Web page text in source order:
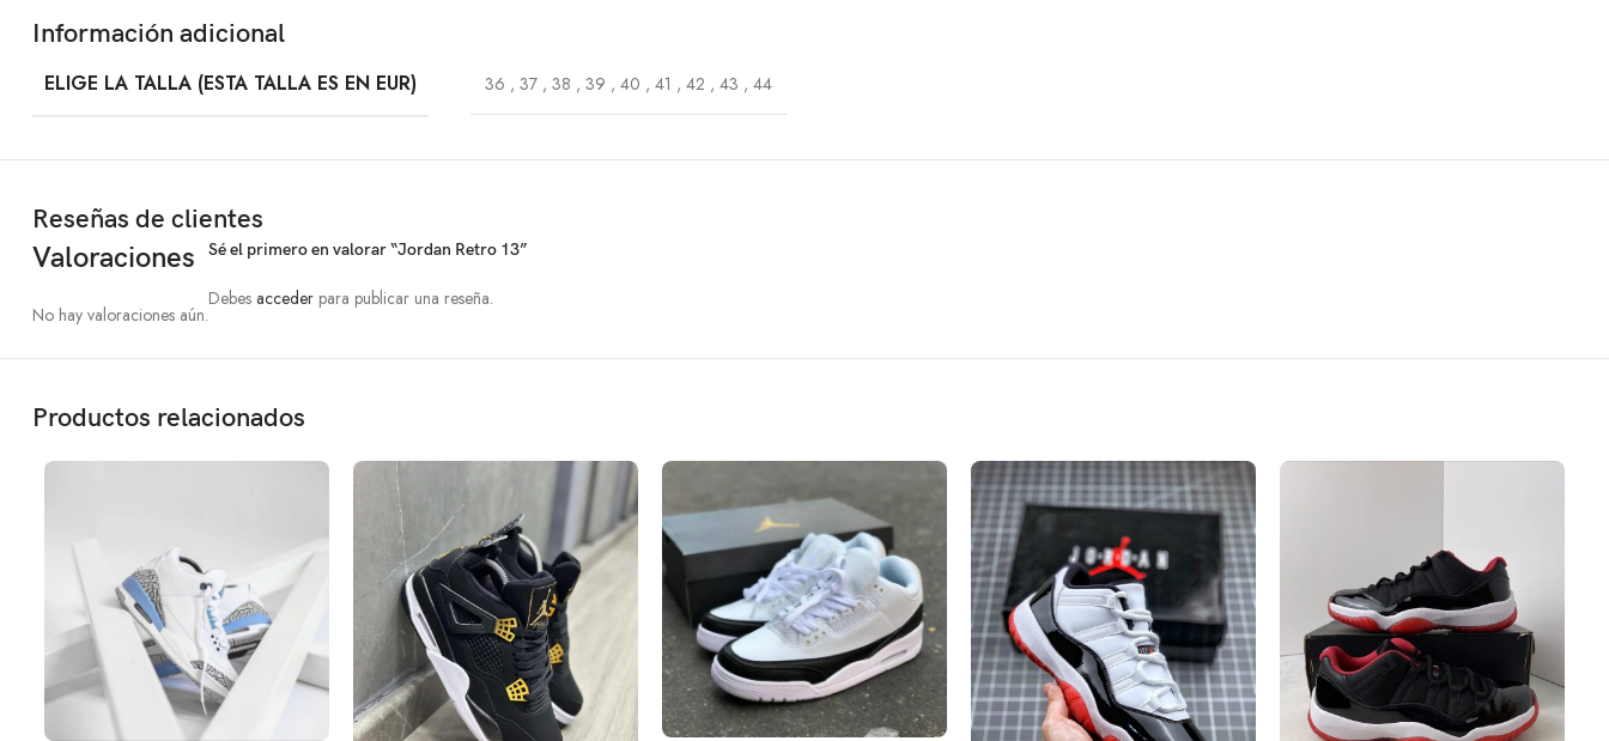
Información adicional
ELIGE LA TALLA (ESTA TALLA ES EN EUR) 36 , 37 , 38 , 39 , 40 , 41 , 42 , 43 , 44
Reseñas de clientes
Valoraciones
No hay valoraciones aún.
Sé el primero en valorar “Jordan Retro 13”
Debes acceder para publicar una reseña.
Productos relacionados